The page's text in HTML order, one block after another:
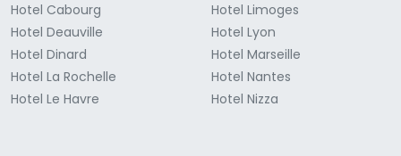
Hotel Cabourg
Hotel Deauville
Hotel Dinard
Hotel La Rochelle
Hotel Le Havre
Hotel Limoges
Hotel Lyon
Hotel Marseille
Hotel Nantes
Hotel Nizza